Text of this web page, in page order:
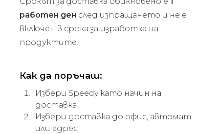
работен ден след изпращането и не е
включен в срока за изработка на
продуктите.
Как да поръчаш:
Избери Speedy като начин на
доставка
Избери доставка до офис, автомат
или адрес